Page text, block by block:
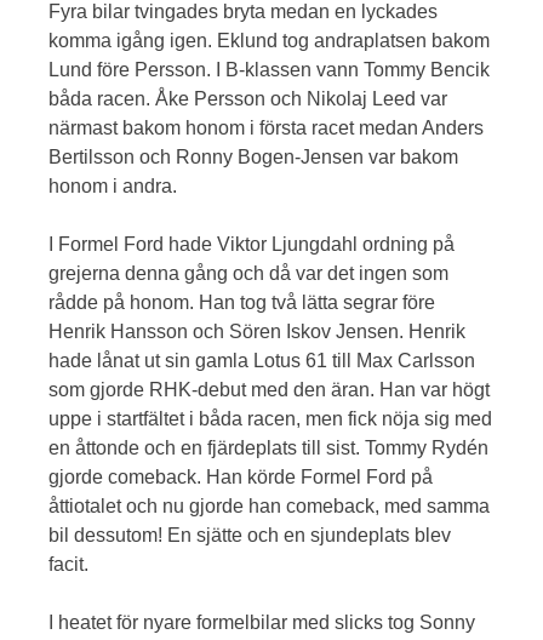
Fyra bilar tvingades bryta medan en lyckades
komma igång igen. Eklund tog andraplatsen bakom
Lund före Persson. I B-klassen vann Tommy Bencik
båda racen. Åke Persson och Nikolaj Leed var
närmast bakom honom i första racet medan Anders
Bertilsson och Ronny Bogen-Jensen var bakom
honom i andra.
I Formel Ford hade Viktor Ljungdahl ordning på
grejerna denna gång och då var det ingen som
rådde på honom. Han tog två lätta segrar före
Henrik Hansson och Sören Iskov Jensen. Henrik
hade lånat ut sin gamla Lotus 61 till Max Carlsson
som gjorde RHK-debut med den äran. Han var högt
uppe i startfältet i båda racen, men fick nöja sig med
en åttonde och en fjärdeplats till sist. Tommy Rydén
gjorde comeback. Han körde Formel Ford på
åttiotalet och nu gjorde han comeback, med samma
bil dessutom! En sjätte och en sjundeplats blev
facit.
I heatet för nyare formelbilar med slicks tog Sonny